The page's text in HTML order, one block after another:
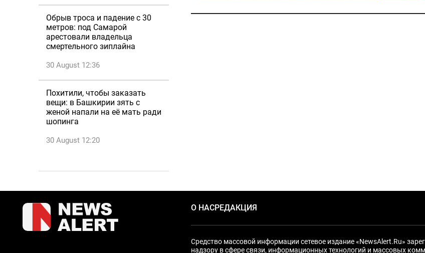
Обрыв троса и падение с 30
метров: под Самарой
арестовали владельца
смертельного зиплайна
30 August 12:36
Похитили, чтобы заказать
вещи: в Башкирии зять с
женой напали на её мать ради
шопинга
30 August 12:20
О НАСРЕДАКЦИЯ
Средство массовой информации сетевое издание «NewsAlert.Ru»
надзору в сфере связи, информационных технологий и массовых